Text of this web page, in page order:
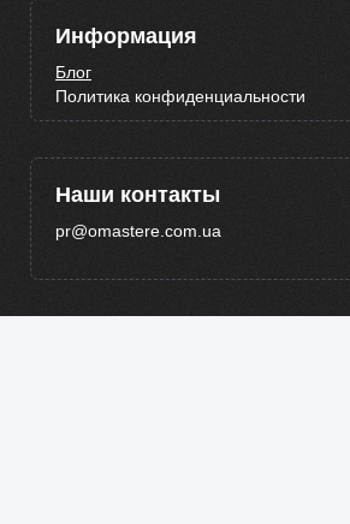
Информация
Блог
Политика конфиденциальности
Наши контакты
pr@omastere.com.ua